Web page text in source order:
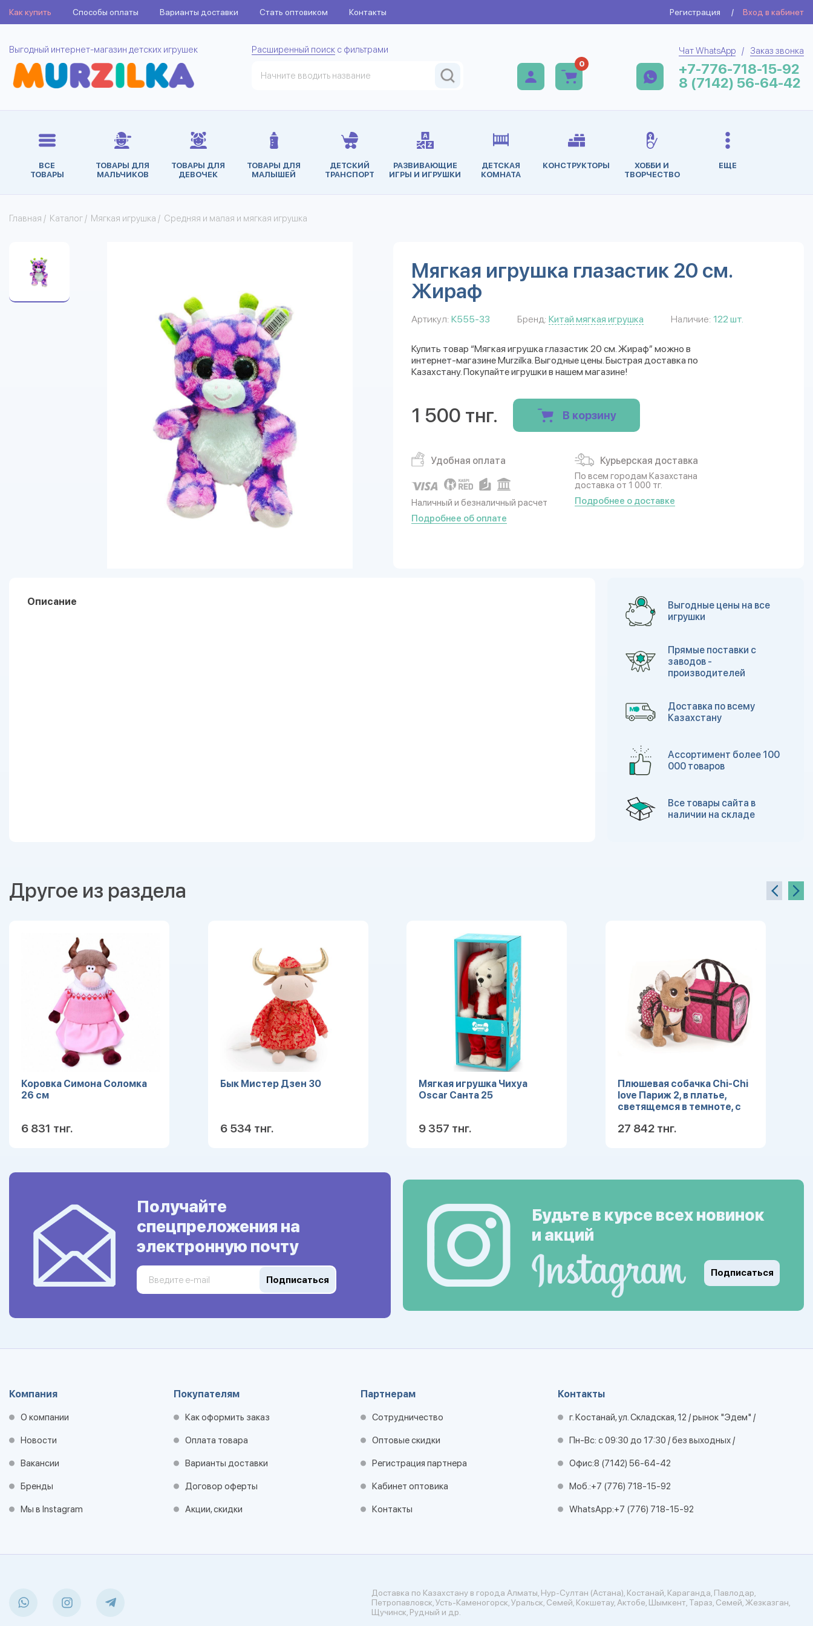
Как купить Способы оплаты Варианты доставки Стать оптовиком Контакты Регистрация / Вход в кабинет
Выгодный интернет-магазин детских игрушек Расширенный поиск с фильтрами
0
Чат WhatsApp / Заказ звонка
+7-776-718-15-92
8 (7142) 56-64-42
ВСЕ
ТОВАРЫ
ТОВАРЫ ДЛЯ
МАЛЬЧИКОВ
ТОВАРЫ ДЛЯ
ДЕВОЧЕК
ТОВАРЫ ДЛЯ
МАЛЫШЕЙ
ДЕТСКИЙ
ТРАНСПОРТ
РАЗВИВАЮЩИЕ
ИГРЫ И ИГРУШКИ
ДЕТСКАЯ
КОМНАТА
КОНСТРУКТОРЫ
ХОББИ И
ТВОРЧЕСТВО
ЕЩЕ
Главная / Каталог / Мягкая игрушка / Средняя и малая и мягкая игрушка
Мягкая игрушка глазастик 20 см.
Жираф
Артикул: К555-33 Бренд: Китай мягкая игрушка Наличие: 122 шт.
Купить товар “Мягкая игрушка глазастик 20 см. Жираф” можно в
интернет-магазине Murzilka. Выгодные цены. Быстрая доставка по
Казахстану. Покупайте игрушки в нашем магазине!
1 500 тнг. В корзину
Удобная оплата
Наличный и безналичный расчет
Подробнее об оплате
Курьерская доставка
По всем городам Казахстана
доставка от 1 000 тг.
Подробнее о доставке
Описание
Выгодные цены на все
игрушки
Прямые поставки с
заводов -
производителей
Доставка по всему
Казахстану
Ассортимент более 100
000 товаров
Все товары сайта в
наличии на складе
Другое из раздела
Коровка Симона Соломка
26 см
6 831 тнг.
Бык Мистер Дзен 30
6 534 тнг.
Мягкая игрушка Чихуа
Oscar Санта 25
9 357 тнг.
Плюшевая собачка Chi-Chi
love Париж 2, в платье,
светящемся в темноте, с
27 842 тнг.
Получайте
спецпреложения на
электронную почту
Подписаться
Будьте в курсе всех новинок
и акций
Подписаться
Компания
О компании
Новости
Вакансии
Бренды
Мы в Instagram
Покупателям
Как оформить заказ
Оплата товара
Варианты доставки
Договор оферты
Акции, скидки
Партнерам
Сотрудничество
Оптовые скидки
Регистрация партнера
Кабинет оптовика
Контакты
Контакты
г. Костанай, ул. Складская, 12 / рынок "Эдем" /
Пн-Вс: с 09:30 до 17:30 / без выходных /
Офис:8 (7142) 56-64-42
Моб.:+7 (776) 718-15-92
WhatsApp:+7 (776) 718-15-92
Доставка по Казахстану в города Алматы, Нур-Султан (Астана), Костанай, Караганда, Павлодар,
Петропавловск, Усть-Каменогорск, Уральск, Семей, Кокшетау, Актобе, Шымкент, Тараз, Семей, Жезказган,
Щучинск, Рудный и др.